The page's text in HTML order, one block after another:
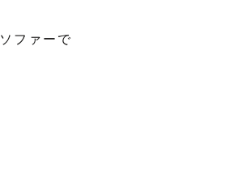
ファーで